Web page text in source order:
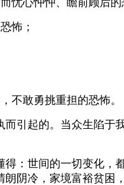
怖；
不敢勇挑重担的恐怖。
起的。当众生陷于
世间的一切变化，
阴冷，家境富裕贫